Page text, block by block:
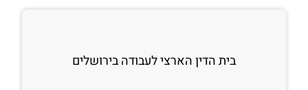
בית הדין הארצי לעבודה בירושלים